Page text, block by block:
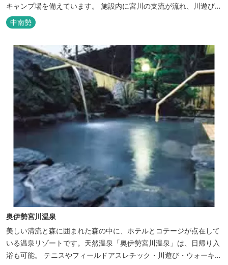
キャンプ場を備えています。 施設内に宮川の支流が流れ、川遊びが
できます。BBQエリア、釣堀もあり、ファミリーやグループでもア
クティビティを楽しめます。 ディナーは併設の「レストラン アン
をお召し上がりい...
中南勢
奥伊勢宮川温泉
美しい清流と森に囲まれた森の中に、ホテルとコテージが点在して
いる温泉リゾートです。天然温泉「奥伊勢宮川温泉」は、日帰り入
浴も可能。 テニスやフィールドアスレチック・川遊び・ウォーキン